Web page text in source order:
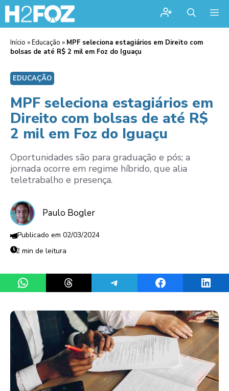
Início »Educação » MPF seleciona estagiários em Direito com
bolsas de até R$ 2 mil em Foz do Iguaçu
EDUCAÇÃO
MPF seleciona estagiários em
Direito com bolsas de até R$
2 mil em Foz do Iguaçu
Oportunidades são para graduação e pós; a
jornada ocorre em regime híbrido, que alia
teletrabalho e presença.
Paulo Bogler
02/03/2024
2 min de leitura
Share on WhatsAppShare on ThreadsShare on TelegramShare on Facebook